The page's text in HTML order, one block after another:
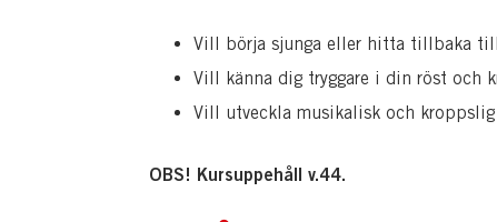
Vill börja sjunga eller hitta tillbaka
Vill känna dig tryggare i din röst och
Vill utveckla musikalisk och kroppslig
OBS! Kursuppehåll v.44.